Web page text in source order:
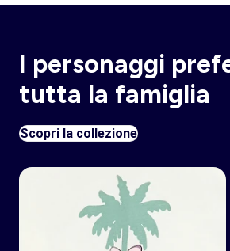
I personaggi
tutta la famiglia
Scopri la collezione